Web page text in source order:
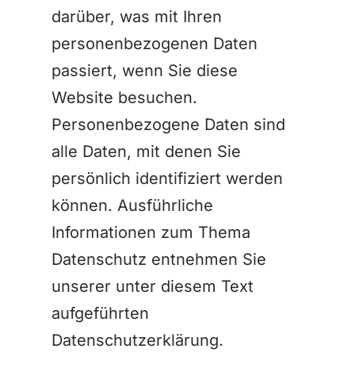
darüber, was mit Ihren
personenbezogenen Daten
passiert, wenn Sie diese
Website besuchen.
Personenbezogene Daten sind
alle Daten, mit denen Sie
persönlich identifiziert werden
können. Ausführliche
Informationen zum Thema
Datenschutz entnehmen Sie
unserer unter diesem Text
aufgeführten
Datenschutzerklärung.